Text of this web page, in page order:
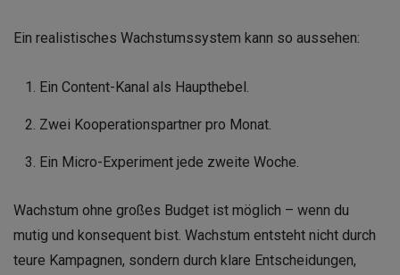
Ein realistisches Wachstumssystem kann so aussehen:
Ein Content-Kanal als Haupthebel.
Zwei Kooperationspartner pro Monat.
Ein Micro-Experiment jede zweite Woche.
Wachstum ohne großes Budget ist möglich – wenn du
mutig und konsequent bist. Wachstum entsteht nicht durch
teure Kampagnen, sondern durch klare Entscheidungen,